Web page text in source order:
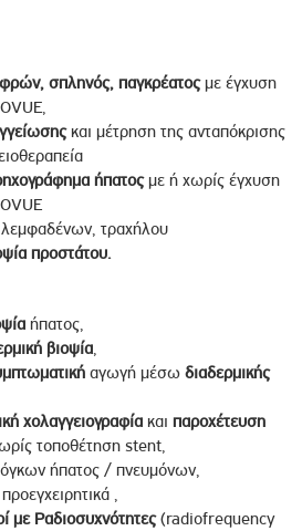
σπληνός, παγκρέατοςμε έγχυση
και μέτρηση της ανταπόκρισης
ήπατοςμε ή χωρίς έγχυση
τραχήλου
προστάτου.
ήπατος,
βιοψία,
αγωγή μέσω διαδερμικής
χολαγγειογραφία και παροχέτευση
τοποθέτηση stent,
ήπατος / πνευμόνων,
,
με Ραδιοσυχνότητες(radiofrequency